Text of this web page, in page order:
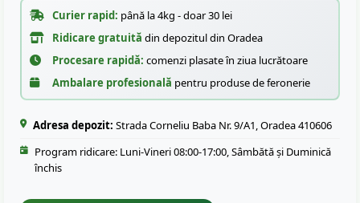
Curier rapid: până la 4kg - doar 30 lei
Ridicare gratuită din depozitul din Oradea
Procesare rapidă: comenzi plasate în ziua lucrătoare
Ambalare profesională pentru produse de feronerie
Adresa depozit: Strada Corneliu Baba Nr. 9/A1, Oradea 410606
Program ridicare: Luni-Vineri 08:00-17:00, Sâmbătă și Duminică
închis